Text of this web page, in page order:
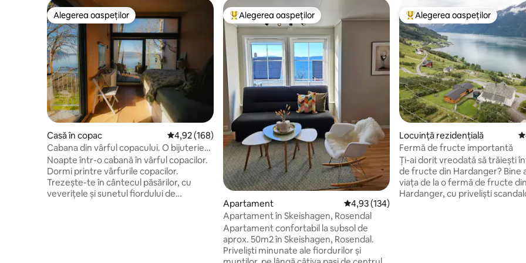
Alegerea oaspeților
Alegerea oaspeților
Casă în copac Scor mediu de 4,92 din 5, 168 recenzii
4,92 (168)
Cabana din vârful copacului. O bijuterie
forestieră lângă Hardangerfjord!
Noapte într-o cabană în vârful copacilor.
Dormi printre vârfurile copacilor.
Trezește-te în cântecul păsărilor, cu
veverițele și sunetul fiordului de
Locuință din topul categoriei Alegerea oaspeților
Alegerea oaspeților
Apartament Scor mediu de 4,93 din 5, 134 recenzii
4,93 (134)
Apartament în Skeishagen, Rosendal
Apartament confortabil la subsol de
aprox. 50m2 în Skeishagen, Rosendal.
Priveliști minunate ale fiordurilor și
Locuință din topul categoriei
Alegerea oaspeților
Locuință rezidențială
Fermă de fructe importantă
Ți-ai dorit vreodată să trăiești
de fructe din Hardanger? Bine ai venit la
viața de la o fermă de fructe din
Hardanger, cu priveliști